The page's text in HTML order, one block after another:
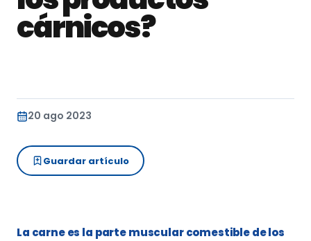
cárnicos?
20 ago 2023
Guardar artículo
La carne es la parte muscular comestible de los